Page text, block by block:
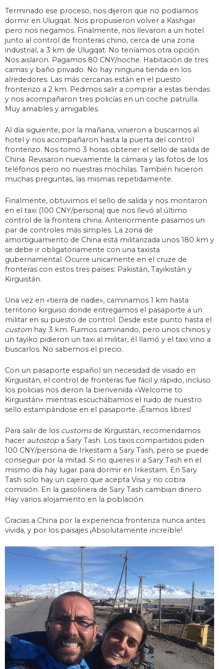
Terminado ese proceso, nos dijeron que no podíamos
dormir en Ulugqat. Nos propusieron volver a Kashgar
pero nos negamos. Finalmente, nos llevaron a un hotel
junto al control de fronteras chino, cerca de una zona
industrial, a 3 km de Ulugqat. No teníamos otra opción.
Nos aislaron. Pagamos 80 CNY/noche. Habitación de tres
camas y baño privado. No hay ninguna tienda en los
alrededores. Las más cercanas están en el puesto
fronterizo a 2 km. Pedimos salir a comprar a estas tiendas
y nos acompañaron tres policías en un coche patrulla.
Muy amables y amigables.
Al día siguiente, por la mañana, vinieron a buscarnos al
hotel y nos acompañaron hasta la puerta del control
fronterizo. Nos tomó 3 horas obtener el sello de salida de
China. Revisaron nuevamente la cámara y las fotos de los
teléfonos pero no nuestras mochilas. También hicieron
muchas preguntas, las mismas repetidamente.
Finalmente, obtuvimos el sello de salida y nos montaron
en el taxi (100 CNY/persona) que nos llevó al último
control de la frontera china. Anteriormente pasamos un
par de controles más simples. La zona de
amortiguamiento de China está militarizada unos 180 km y
se debe ir obligatoriamente con una taxista
gubernamental. Ocurre unicamente en el cruze de
fronteras con estos tres países: Pakistán, Tayikistán y
Kirguistán.
Una vez en «tierra de nadie», caminamos 1 km hasta
territorio kirguiso donde entregamos el pasaporte a un
militar en su puesto de control. Desde este punto hasta el
custom hay 3 km. Fuimos caminando, pero unos chinos y
un tayiko pidieron un taxi al militar, él llamó y el taxi vino a
buscarlos. No sabemos el precio.
Con un pasaporte español sin necesidad de visado en
Kirguistán, el control de fronteras fue fácil y rápido, incluso
los policias nos dieron la bienvenida «Welcome to
Kirguistán» mientras escuchábamos el ruido de nuestro
sello estampándose en el pasaporte. ¡Éramos libres!
Para salir de los customsde Kirguistán, recomendamos
hacer autostopa Sary Tash. Los taxis compartidos piden
100 CNY/persona de Irkestam a Sary Tash, pero se puede
conseguir por la mitad. Si no quieres ir a Sary Tash en el
mismo día hay lugar para dormir en Irkestam. En Sary
Tash solo hay un cajero que acepta Visa y no cobra
comisión. En la gasolinera de Sary Tash cambian dinero.
Hay varios alojamiento en la población.
Gracias a China por la experiencia fronteriza nunca antes
vivida, y por los paisajes ¡Absolutamente increíble!